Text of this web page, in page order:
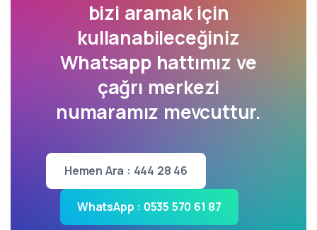
bizi aramak için
kullanabileceğiniz
Whatsapp hattımız ve
çağrı merkezi
numaramız mevcuttur.
Hemen Ara : 444 28 46
WhatsApp : 0535 570 61 87